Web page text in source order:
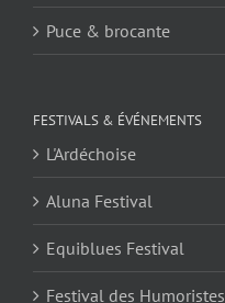
Puce & brocante
FESTIVALS & ÉVÉNEMENTS
L'Ardéchoise
Aluna Festival
Equiblues Festival
Festival des Humoristes